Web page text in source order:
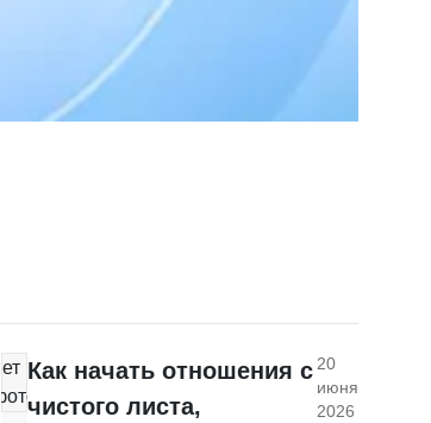
нет
фото
Как начать отношения с
чистого листа,
20
июня
2026